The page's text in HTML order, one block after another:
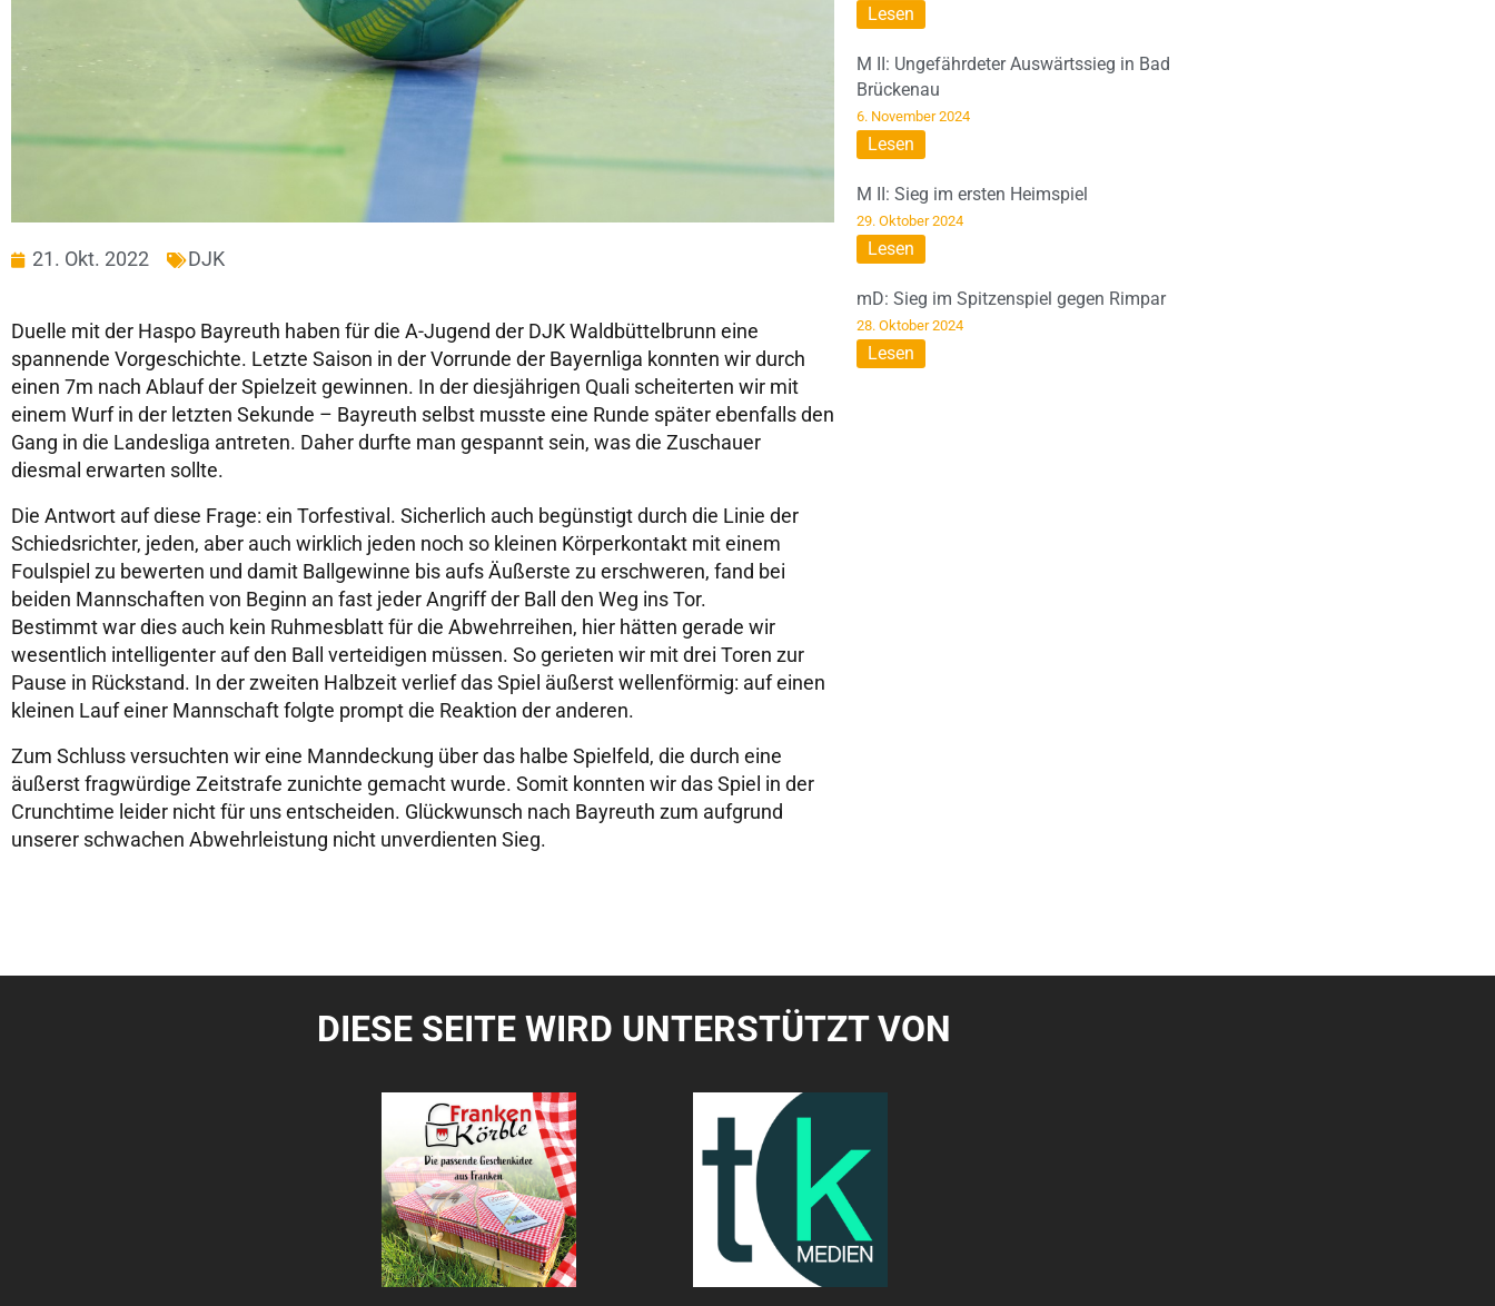
21. Okt. 2022 DJK
Duelle mit der Haspo Bayreuth haben für die A-Jugend der DJK Waldbüttelbrunn eine
spannende Vorgeschichte. Letzte Saison in der Vorrunde der Bayernliga konnten wir durch
einen 7m nach Ablauf der Spielzeit gewinnen. In der diesjährigen Quali scheiterten wir mit
einem Wurf in der letzten Sekunde – Bayreuth selbst musste eine Runde später ebenfalls den
Gang in die Landesliga antreten. Daher durfte man gespannt sein, was die Zuschauer
diesmal erwarten sollte.
Die Antwort auf diese Frage: ein Torfestival. Sicherlich auch begünstigt durch die Linie der
Schiedsrichter, jeden, aber auch wirklich jeden noch so kleinen Körperkontakt mit einem
Foulspiel zu bewerten und damit Ballgewinne bis aufs Äußerste zu erschweren, fand bei
beiden Mannschaften von Beginn an fast jeder Angriff der Ball den Weg ins Tor.
Bestimmt war dies auch kein Ruhmesblatt für die Abwehrreihen, hier hätten gerade wir
wesentlich intelligenter auf den Ball verteidigen müssen. So gerieten wir mit drei Toren zur
Pause in Rückstand. In der zweiten Halbzeit verlief das Spiel äußerst wellenförmig: auf einen
kleinen Lauf einer Mannschaft folgte prompt die Reaktion der anderen.
Zum Schluss versuchten wir eine Manndeckung über das halbe Spielfeld, die durch eine
äußerst fragwürdige Zeitstrafe zunichte gemacht wurde. Somit konnten wir das Spiel in der
Crunchtime leider nicht für uns entscheiden. Glückwunsch nach Bayreuth zum aufgrund
unserer schwachen Abwehrleistung nicht unverdienten Sieg.
Lesen
M II: Ungefährdeter Auswärtssieg in Bad
Brückenau
6. November 2024
Lesen
M II: Sieg im ersten Heimspiel
29. Oktober 2024
Lesen
mD: Sieg im Spitzenspiel gegen Rimpar
28. Oktober 2024
Lesen
DIESE SEITE WIRD UNTERSTÜTZT VON